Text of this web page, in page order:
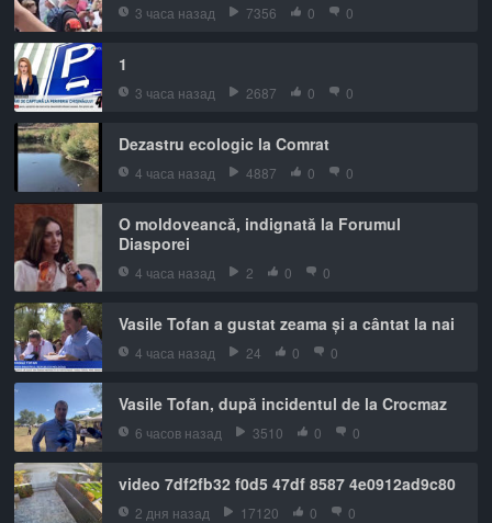
3 часа назад 7356 0 0
1
3 часа назад 2687 0 0
Dezastru ecologic la Comrat
4 часа назад 4887 0 0
O moldoveancă, indignată la Forumul
Diasporei
4 часа назад 2 0 0
Vasile Tofan a gustat zeama și a cântat la nai
4 часа назад 24 0 0
Vasile Tofan, după incidentul de la Crocmaz
6 часов назад 3510 0 0
video 7df2fb32 f0d5 47df 8587 4e0912ad9c80
2 дня назад 17120 0 0